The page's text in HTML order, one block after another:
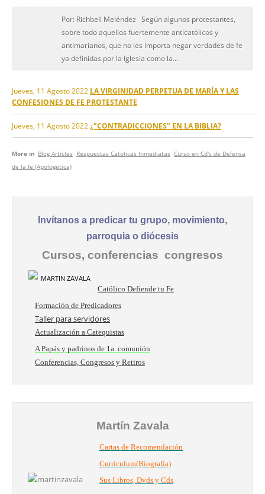
Por: Richbell Meléndez Según algunos protestantes,
sobre todo aquellos fuertemente anticatólicos y
antimarianos, que no les importa negar verdades de fe
ya definidas por la Iglesia como la...
Jueves, 11 Agosto 2022 LA VIRGINIDAD PERPETUA DE MARÍA Y LAS
CONFESIONES DE FE PROTESTANTE
Jueves, 11 Agosto 2022 ¿"CONTRADICCIONES" EN LA BIBLIA?
More in Blog Articles Respuestas Catolicas Inmediatas Curso en Cd's de Defensa
de la fe (Apologetica)
Invítanos a predicar tu grupo, movimiento,
parroquia o diócesis
Cursos, conferencias congresos
Católico Defiende tu Fe
Formación de Predicadores
Taller para servidores
Actualización a Catequistas
A Papás y padrinos de 1a. comunión
Conferencias, Congresos y Retiros
Martín Zavala
Cartas de Recomendación
Curriculum(Biografía)
Sus Libros, Dvds y Cds